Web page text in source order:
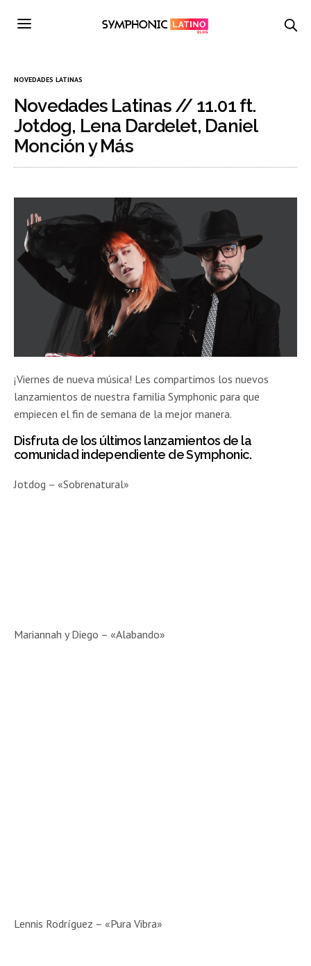
NOVEDADES LATINAS
Novedades Latinas // 11.01 ft.
Jotdog, Lena Dardelet, Daniel
Monción y Más
¡Viernes de nueva música! Les compartimos los nuevos
lanzamientos de nuestra familia Symphonic para que
empiecen el fin de semana de la mejor manera.
Disfruta de los últimos lanzamientos de la
comunidad independiente de Symphonic.
Jotdog – «Sobrenatural»
Mariannah y Diego – «Alabando»
Lennis Rodríguez – «Pura Vibra»